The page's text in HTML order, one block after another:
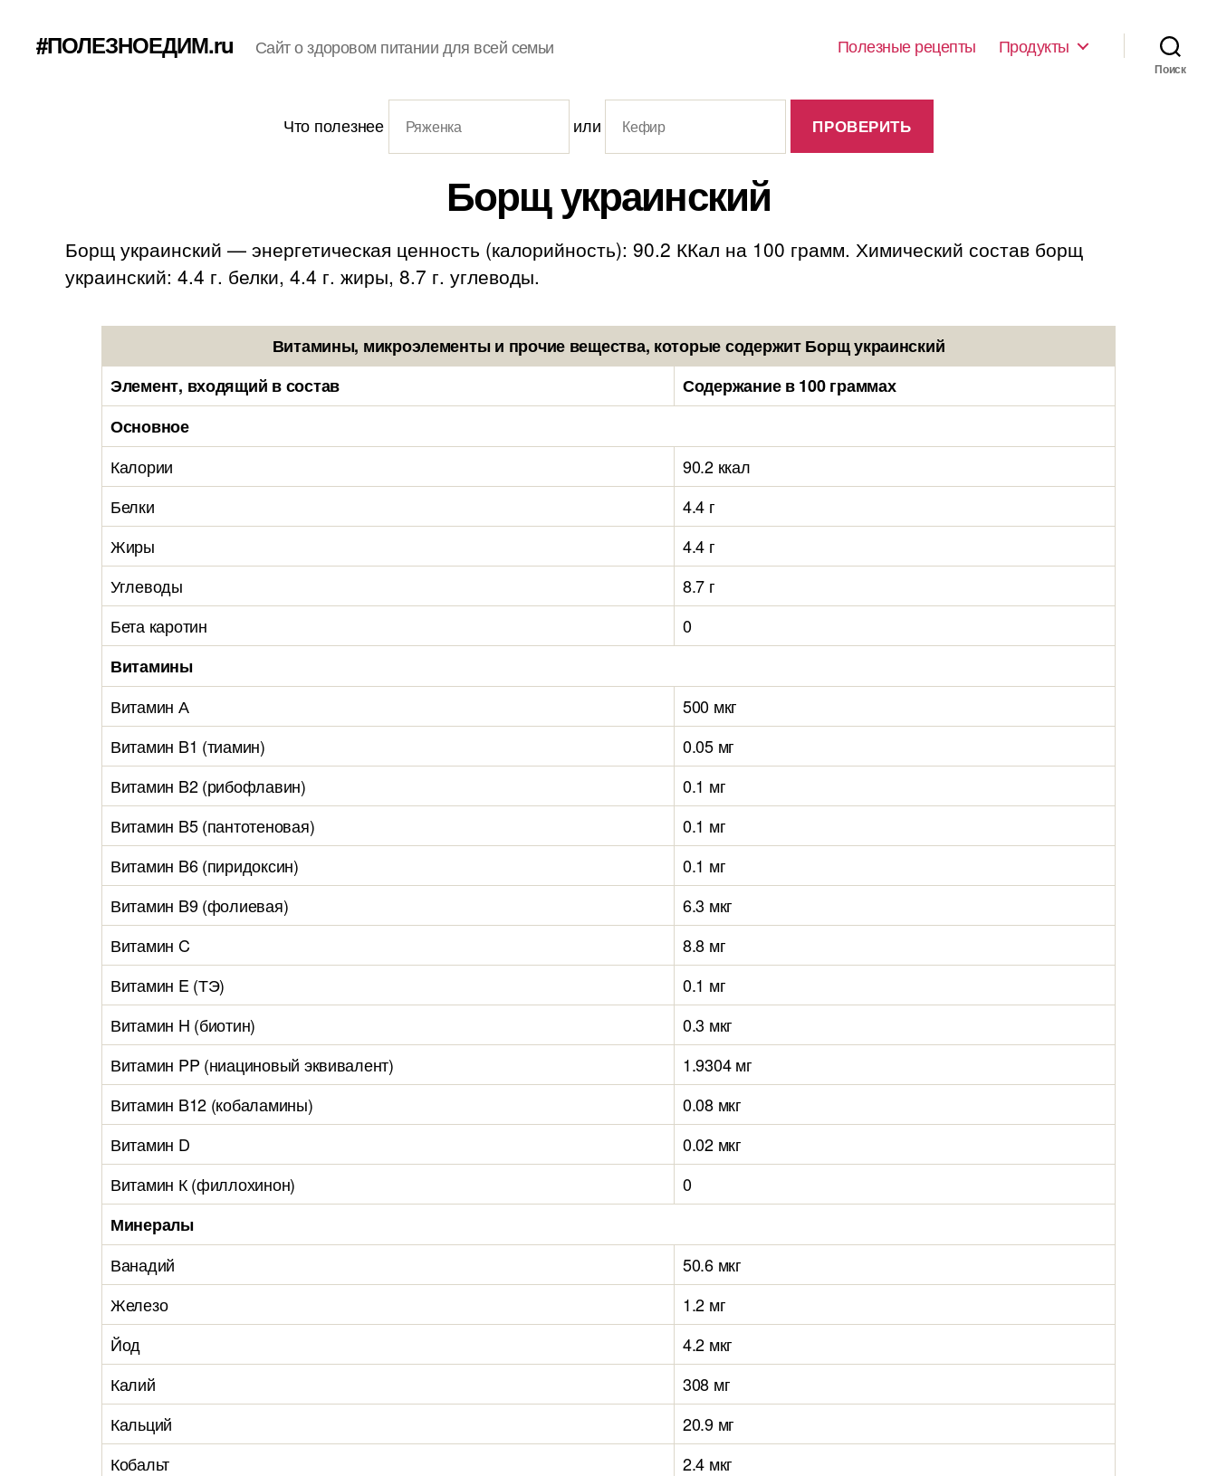
#ПОЛЕЗНОЕДИМ.ru Сайт о здоровом питании для всей семьи Полезные рецепты Продукты
Поиск
Что полезнее или
Борщ украинский
Борщ украинский — энергетическая ценность (калорийность): 90.2 ККал на 100 грамм. Химический состав борщ
украинский: 4.4 г. белки, 4.4 г. жиры, 8.7 г. углеводы.
Витамины, микроэлементы и прочие вещества, которые содержит Борщ украинский
Элемент, входящий в состав
Содержание в 100 граммах
Основное
Калории
90.2 ккал
Белки
4.4 г
Жиры
4.4 г
Углеводы
8.7 г
Бета каротин
0
Витамины
Витамин А
500 мкг
Витамин B1 (тиамин)
0.05 мг
Витамин B2 (рибофлавин)
0.1 мг
Витамин B5 (пантотеновая)
0.1 мг
Витамин B6 (пиридоксин)
0.1 мг
Витамин B9 (фолиевая)
6.3 мкг
Витамин C
8.8 мг
Витамин E (ТЭ)
0.1 мг
Витамин H (биотин)
0.3 мкг
Витамин PP (ниациновый эквивалент)
1.9304 мг
Витамин B12 (кобаламины)
0.08 мкг
Витамин D
0.02 мкг
Витамин К (филлохинон)
0
Минералы
Ванадий
50.6 мкг
Железо
1.2 мг
Йод
4.2 мкг
Калий
308 мг
Кальций
20.9 мг
Кобальт
2.4 мкг